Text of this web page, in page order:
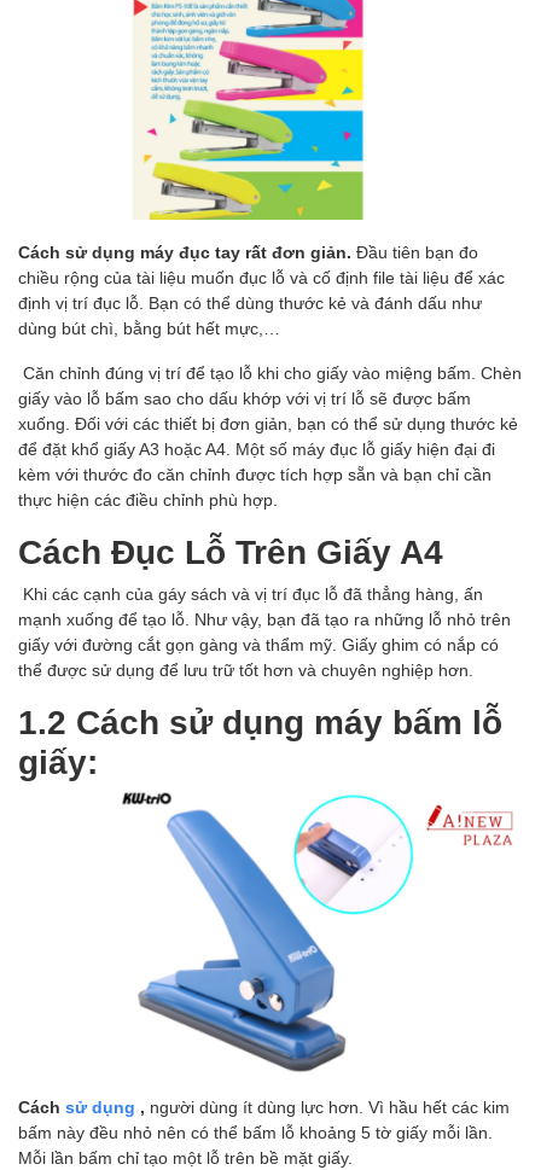
Cách sử dụng máy đục tay rất đơn giản. Đầu tiên bạn đo
chiều rộng của tài liệu muốn đục lỗ và cố định file tài liệu để xác
định vị trí đục lỗ. Bạn có thể dùng thước kẻ và đánh dấu như
dùng bút chì, bằng bút hết mực,…
Căn chỉnh đúng vị trí để tạo lỗ khi cho giấy vào miệng bấm. Chèn
giấy vào lỗ bấm sao cho dấu khớp với vị trí lỗ sẽ được bấm
xuống. Đối với các thiết bị đơn giản, bạn có thể sử dụng thước kẻ
để đặt khổ giấy A3 hoặc A4. Một số máy đục lỗ giấy hiện đại đi
kèm với thước đo căn chỉnh được tích hợp sẵn và bạn chỉ cần
thực hiện các điều chỉnh phù hợp.
Cách Đục Lỗ Trên Giấy A4
Khi các cạnh của gáy sách và vị trí đục lỗ đã thẳng hàng, ấn
mạnh xuống để tạo lỗ. Như vậy, bạn đã tạo ra những lỗ nhỏ trên
giấy với đường cắt gọn gàng và thẩm mỹ. Giấy ghim có nắp có
thể được sử dụng để lưu trữ tốt hơn và chuyên nghiệp hơn.
1.2 Cách sử dụng máy bấm lỗ
giấy:
Cách sử dụng , người dùng ít dùng lực hơn. Vì hầu hết các kim
bấm này đều nhỏ nên có thể bấm lỗ khoảng 5 tờ giấy mỗi lần.
Mỗi lần bấm chỉ tạo một lỗ trên bề mặt giấy.